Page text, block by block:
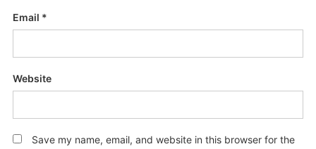
Email *
Website
Save my name, email, and website in this browser for the